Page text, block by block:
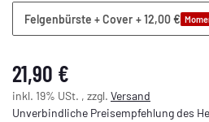
Felgenbürste + Cover + 12,00 €
21,90 €
inkl. 19% USt. , zzgl. Versand
Unverbindliche Preisempfehlung des